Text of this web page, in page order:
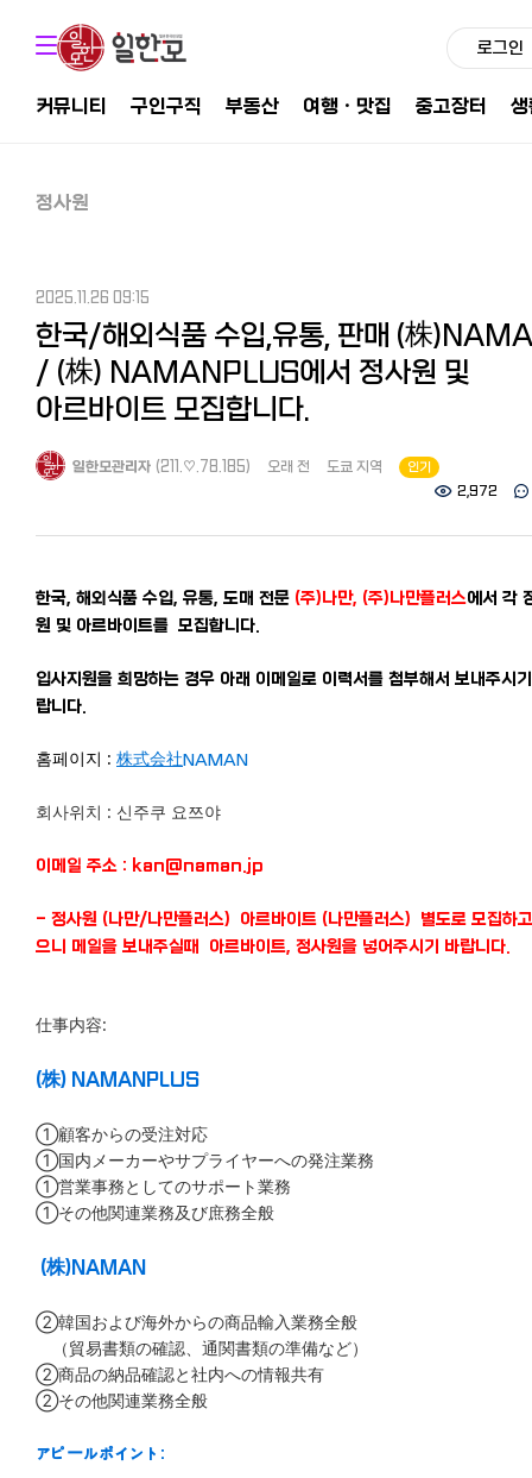
로그인
커뮤니티 구인구직 부동산 여행ㆍ맛집 중고장터
정사원
2025.11.26 09:15
한국/해외식품 수입,유통, 판매 (株
/ (株) NAMANPLUS에서 정사원 및
아르바이트 모집합니다.
일한모관리자 (211.♡.78.185) 오래 전 도쿄 지역
인기
2,972
한국, 해외식품 수입, 유통, 도매 전문 (주)나만, (주)나만플러스에서 각
원 및 아르바이트를 모집합니다.
입사지원을 희망하는 경우 아래 이메일로 이력서를 첨부해서 보내주시
랍니다.
홈페이지 : 株式会社NAMAN
회사위치 : 신주쿠 요쯔야
이메일 주소 : kan@naman.jp
- 정사원 (나만/나만플러스) 아르바이트 (나만플러스) 별도로 모집하
으니 메일을 보내주실때 아르바이트, 정사원을 넣어주시기 바랍니다.
仕事内容:
(株) NAMANPLUS
①顧客からの受注対応
①国内メーカーやサプライヤーへの発注業務
①営業事務としてのサポート業務
①その他関連業務及び庶務全般
(株)NAMAN
②韓国および海外からの商品輸入業務全般
（貿易書類の確認、通関書類の準備など）
②商品の納品確認と社内への情報共有
②その他関連業務全般
アピールポイント: